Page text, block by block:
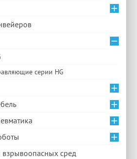
серии HG
сред